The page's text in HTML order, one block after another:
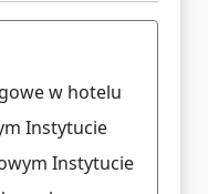
w hotelu
Instytucie
Instytucie